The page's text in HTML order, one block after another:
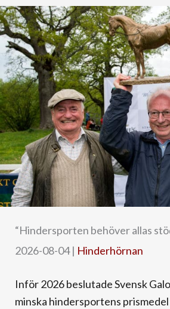
“Hindersporten behöver allas
2026-08-04| Hinderhörnan
Inför 2026 beslutade Svensk
minska hindersportens